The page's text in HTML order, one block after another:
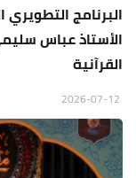
البرنامج
الأستاذ عباس
القرآنية